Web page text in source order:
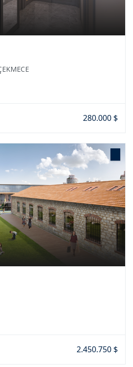
280.000 $
2.450.750 $